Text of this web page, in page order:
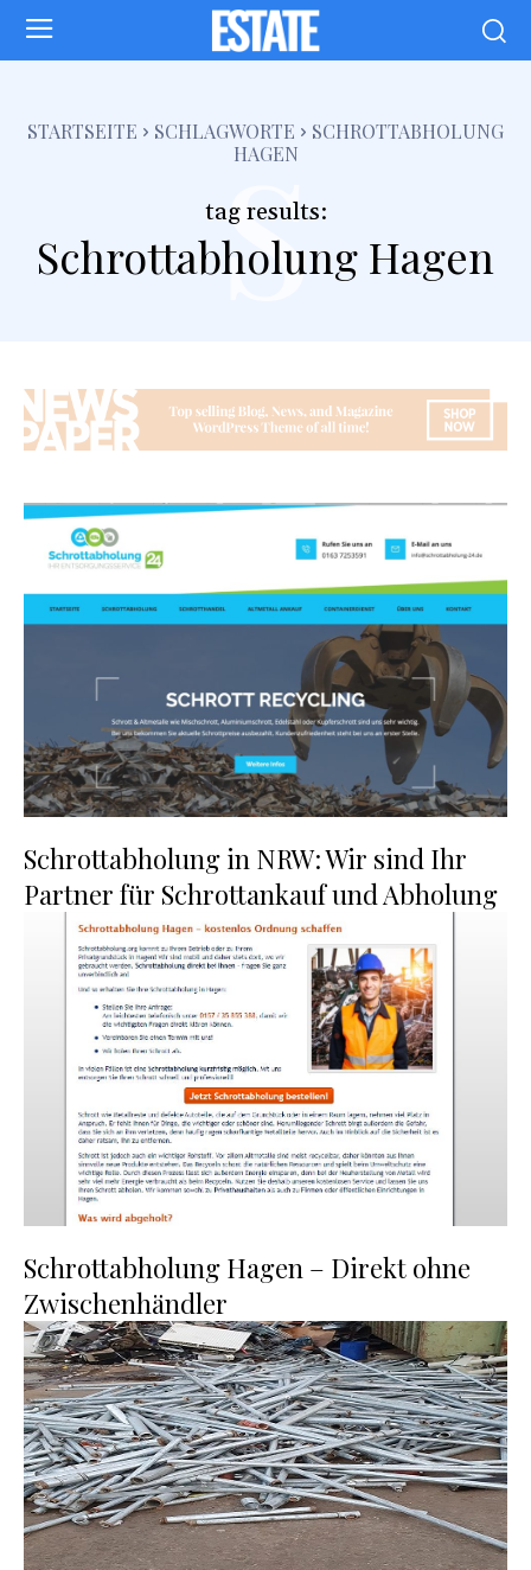
STARTSEITE SCHLAGWORTE
SCHROTTABHOLUNG
HAGEN
tag results:
Schrottabholung Hagen
s
Schrottabholung in NRW: Wir sind Ihr
Partner für Schrottankauf und Abholung
Schrottabholung Hagen – Direkt ohne
Zwischenhändler